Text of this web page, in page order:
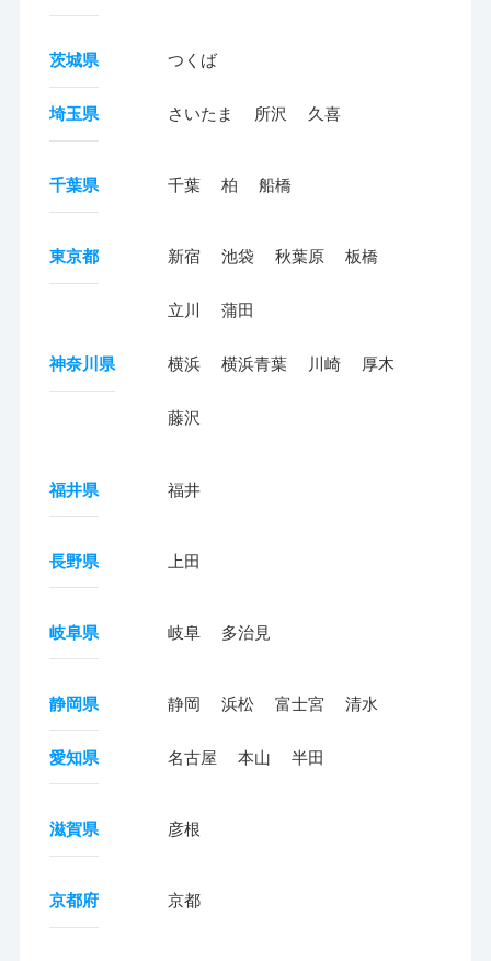
茨城県 つくば
埼玉県 さいたま 所沢 久喜
千葉県 千葉 柏 船橋
東京都 新宿 池袋 秋葉原 板橋
立川 蒲田
神奈川県 横浜 横浜青葉 川崎 厚木
藤沢
福井県 福井
長野県 上田
岐阜県 岐阜 多治見
静岡県 静岡 浜松 富士宮 清水
愛知県 名古屋 本山 半田
滋賀県 彦根
京都府 京都